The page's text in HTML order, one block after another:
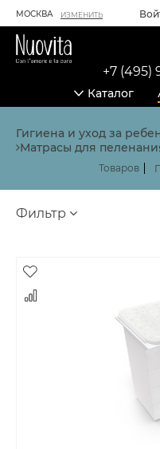
МОСКВА ИЗМЕНИТЬ
Каталог
+7 (495)
Каталог
Гигиена и уход за
Матрасы для
Товаров
Фильтр
Товары